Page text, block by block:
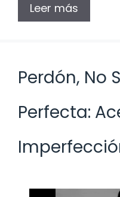
Leer más
Perdón, No
Perfecta: